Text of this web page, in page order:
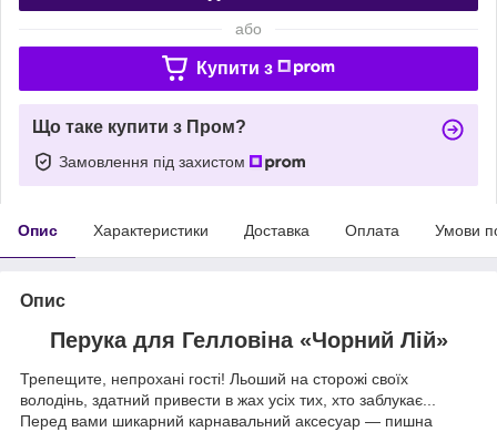
або
Купити з
Що таке купити з Пром?
Замовлення під захистом
Опис Характеристики Доставка Оплата Умови
Опис
Перука для Гелловіна «Чорний Лій»
Трепещите, непрохані гості! Льоший на сторожі своїх
володінь, здатний привести в жах усіх тих, хто заблукає...
Перед вами шикарний карнавальний аксесуар — пишна